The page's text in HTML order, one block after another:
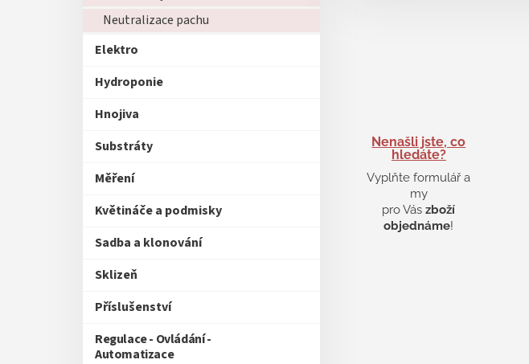
Neutralizace pachu
Elektro
Hydroponie
Hnojiva
Substráty
Měření
Květináče a podmisky
Sadba a klonování
Sklizeň
Příslušenství
Regulace - Ovládání -
Automatizace
Nenašli jste, co
hledáte?
Vyplňte formulář a
my
pro Vászboží
objednáme!